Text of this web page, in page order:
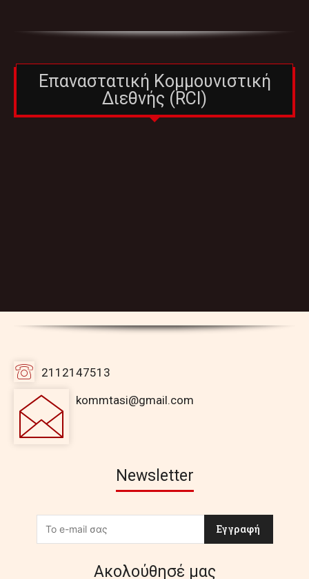
Επαναστατική Κομμουνιστική
Διεθνής (RCI)
2112147513
kommtasi@gmail.com
Newsletter
Εγγραφή
Ακολούθησέ μας